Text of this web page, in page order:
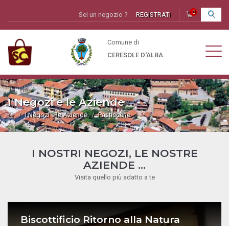
Sei un negozio ? REGISTRATI 0
Comune di
CERESOLE D'ALBA
I Negozi e le Aziende
I Negozi e le Aziende Pasticcerie
I NOSTRI NEGOZI, LE NOSTRE
AZIENDE ...
Visita quello più adatto a te
Biscottificio Ritorno alla Natura